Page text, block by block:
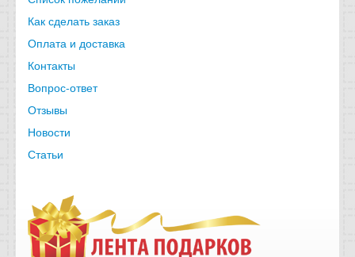
Как сделать заказ
Оплата и доставка
Контакты
Вопрос-ответ
Отзывы
Новости
Статьи